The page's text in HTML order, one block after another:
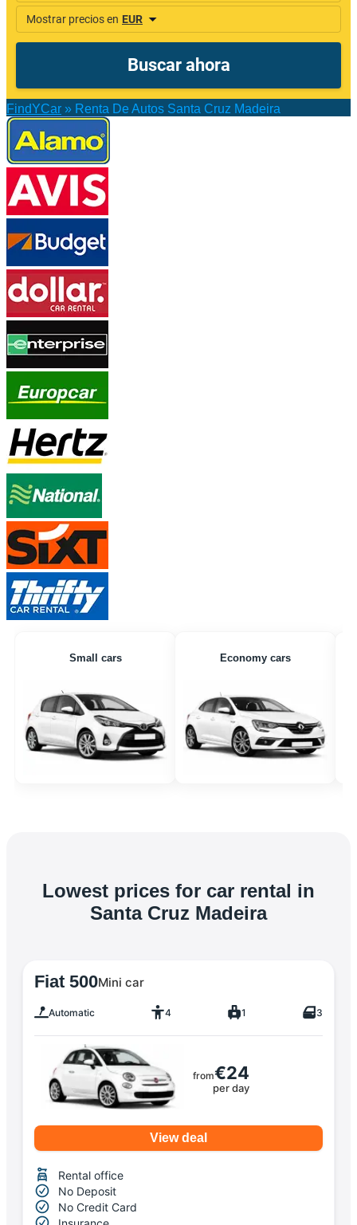
FindYCar » Renta De Autos Santa Cruz Madeira
Small cars Economy cars
Lowest prices for car rental in
Santa Cruz Madeira
Fiat 500Mini car
Automatic 4 1 3
from€24
per day
View deal
Rental office
No Deposit
No Credit Card